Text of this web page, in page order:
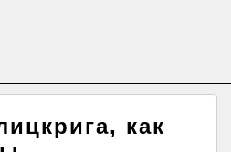
как